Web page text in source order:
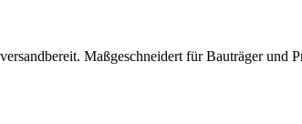
Maßgeschneidert für Bauträger